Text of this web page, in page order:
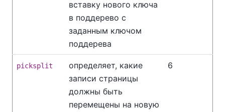
вставку нового ключа
в поддерево с
заданным ключом
поддерева
picksplit
определяет, какие
записи страницы
должны быть
перемещены на новую
6